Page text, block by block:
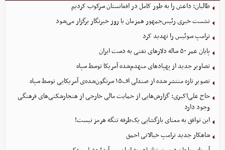
طالبان: داعش را به طور کامل در افغانستان سرکوب کردیم
نشست خبری رئیس‌جمهور همزمان با روز خبرنگار برگزار می‌شود
ترامپ سوئیس را تهدید کرد
پایان عمر ۵۰ ساله دلارهای نفتی به دست ایران
تصاویر جدید از پهپادهای منهدم‌شده آمریکا توسط سپاه
تصویر تازه منتشر شده از صندلی اف۱۵ سرنگون‌شده‌ی آمریکایی توسط سپاه
حاج علی‌اکبری: گزارش‌هایی از حمایت مالی خارجی از هنجارشکنی‌های فرهنگی
وجود دارد
این توافق به معنای بازگشایی یک‌طرفه تنگه هرمز نیست!
شاهکار جدید ترامپ خیالاتی احمق